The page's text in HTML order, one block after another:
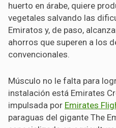
huerto en árabe, quiere
vegetales salvando las
Emiratos y, de paso,
ahorros que superen a los
convencionales.
Músculo no le falta para
instalación está Emirates
impulsada por Emirates
paraguas del gigante The